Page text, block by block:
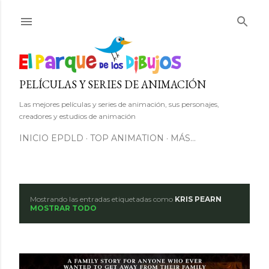
PELÍCULAS Y SERIES DE ANIMACIÓN
Las mejores películas y series de animación, sus personajes,
creadores y estudios de animación
INICIO EPDLD TOP ANIMATION MÁS…
t
Mostrando las entradas etiquetadas como KRIS PEARN
MOSTRAR TODO